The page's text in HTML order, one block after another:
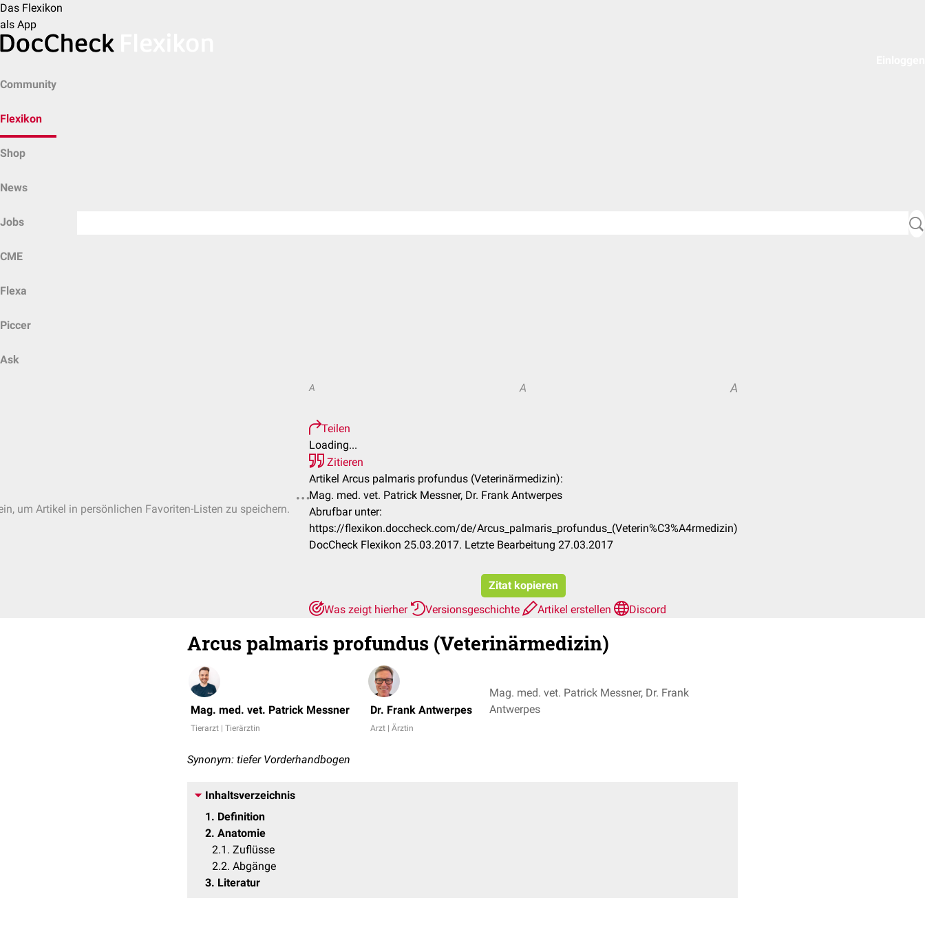
Das Flexikon
als App
Community
Flexikon
Shop
News
Jobs
CME
Flexa
Piccer
Ask
um Artikel in persönlichen Favoriten-Listen zu speichern.
A A A
Teilen
Loading...
Zitieren
Artikel Arcus palmaris profundus (Veterinärmedizin):
Mag. med. vet. Patrick Messner, Dr. Frank Antwerpes
Abrufbar unter:
https://flexikon.doccheck.com/de/Arcus_palmaris_profundus_(Veterin%C3%A4rmedizin)
DocCheck Flexikon 25.03.2017. Letzte Bearbeitung 27.03.2017
Zitat kopieren
Was zeigt hierher
Versionsgeschichte Artikel erstellen Discord
Arcus palmaris profundus (Veterinärmedizin)
Mag. med. vet. Patrick Messner
Tierarzt | Tierärztin
Dr. Frank Antwerpes
Arzt | Ärztin
Mag. med. vet. Patrick Messner, Dr. Frank
Antwerpes
Synonym: tiefer Vorderhandbogen
Inhaltsverzeichnis
1
Definition
2 Anatomie
2.1 Zuflüsse
2.2 Abgänge
3 Literatur